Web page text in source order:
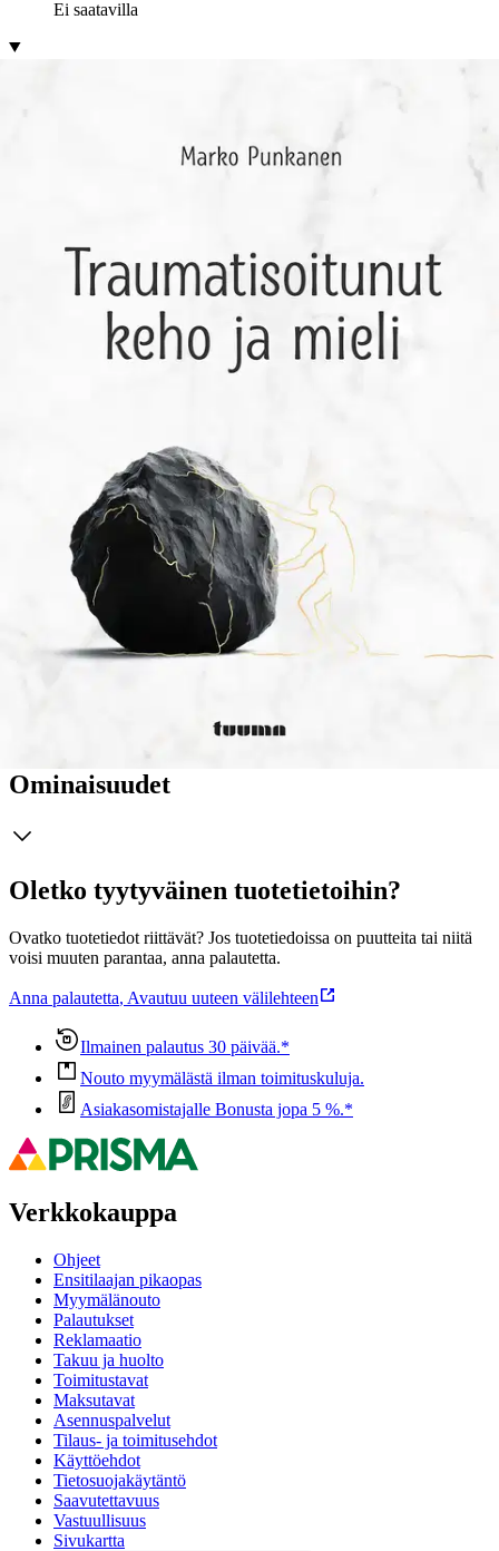
Ei saatavilla
täytyy yrittää suojautua. Traumatisoituminen vaikuttaa voimakkaasti
kehoomme, tunnekokemuksiimme ja uskomuksiimme. Usein
traumatisoitumisen hoidossa korostuu traumatisoineesta
tapahtumasta puhuminen, vaikka turvallisuuden tunteen
palauttaminen tapahtuu kehollisten kokemusten ja niiden tietoisen
havainnoinnin avulla. Tässä kirjassa kerrotaan tyypillisistä
traumatisoitumisen oireista ja siitä, mitä hoitomuotoja on käytössä.
tarkoituksena on myös tarkentaa, mitä traumatisoituminen ylipäätään
tarkoittaa ja miten sitä voidaan määritellä, sillä joskus
traumatisoitumista nähdään sielläkin missä sitä ei ole ja toisaalta sen
tunnistamisessa on ajoittain suuria haasteita. Marko Punkanen (FT)
on vaativan erityistason traumapsykoterapeutti, tanssi-liiketerapeutti
ja musiikkiterapeutti, joka työskentelee traumapsykoterapeuttien
kouluttajana ja työnohjaajana. Hänellä on 30 vuoden kokemus
eriasteisen traumatisoitumisen hoidosta. Erityisesti hän on perehtynyt
traumatisoitumisen kehollisiin oireisiin ja kehon huomioimiseen
traumatisoitumisen hoidossa. Marko on myös Suomen ensimmäinen
sertifioitu sensomotorinen psykoterapeutti ja sensomotorisen
Ominaisuudet
Oletko tyytyväinen tuotetietoihin?
Ovatko tuotetiedot riittävät? Jos tuotetiedoissa on puutteita tai niitä
voisi muuten parantaa, anna palautetta.
Anna palautetta, Avautuu uuteen välilehteen
Ilmainen palautus 30 päivää.*
Nouto myymälästä ilman toimituskuluja.
Asiakasomistajalle Bonusta jopa 5 %.*
Verkkokauppa
Ohjeet
Ensitilaajan pikaopas
Myymälänouto
Palautukset
Reklamaatio
Takuu ja huolto
Toimitustavat
Maksutavat
Asennuspalvelut
Tilaus- ja toimitusehdot
Käyttöehdot
Tietosuojakäytäntö
Saavutettavuus
Vastuullisuus
Sivukartta